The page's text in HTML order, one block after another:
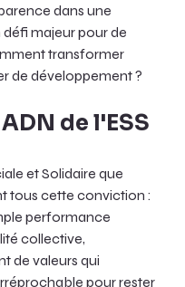
dans une
majeur pour de
transformer
de développement ?
de l'ESS
et Solidaire que
tous cette conviction :
performance
collective,
de valeurs qui
pour rester